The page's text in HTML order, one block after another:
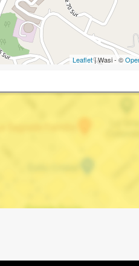
Leaflet| Wasi - ©